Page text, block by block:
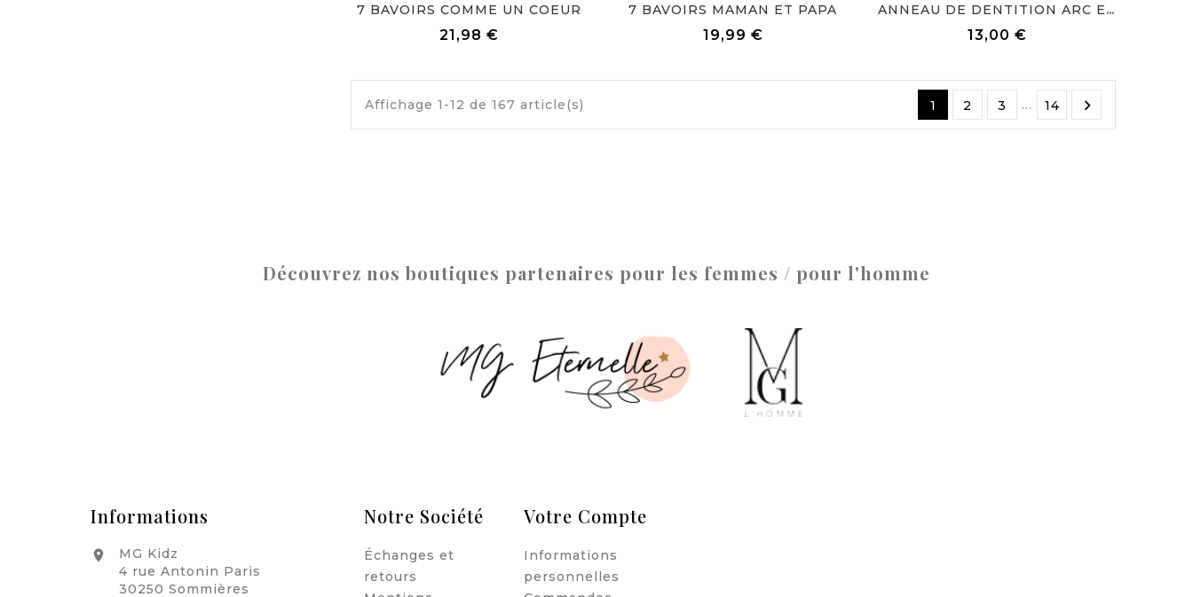
7 BAVOIRS COMME UN COEUR
21,98 €Prix
7 BAVOIRS MAMAN ET PAPA
19,99 €Prix
ANNEAU DE DENTITION ARC EN...
13,00 €Prix
Affichage 1-12 de 167 article(s) 1 2 3 … 14 
Découvrez nos boutiques partenaires pour les femmes / pour l'homme
Informations

MG Kidz
4 rue Antonin Paris
30250 Sommières
Notre Société
Échanges et
retours
Votre Compte
Informations
personnelles